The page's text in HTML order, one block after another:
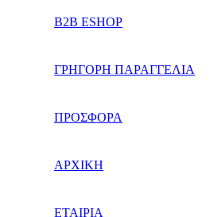
B2B ESHOP
ΓΡΗΓΟΡΗ ΠΑΡΑΓΓΕΛΙΑ
ΠΡΟΣΦΟΡΑ
ΑΡΧΙΚΗ
ΕΤΑΙΡΙΑ